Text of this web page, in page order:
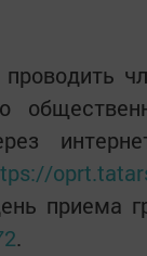
приема
.